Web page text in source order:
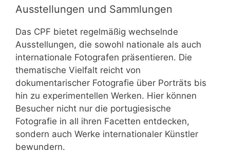
Ausstellungen und Sammlungen
Das CPF bietet regelmäßig wechselnde
Ausstellungen, die sowohl nationale als auch
internationale Fotografen präsentieren. Die
thematische Vielfalt reicht von
dokumentarischer Fotografie über Porträts bis
hin zu experimentellen Werken. Hier können
Besucher nicht nur die portugiesische
Fotografie in all ihren Facetten entdecken,
sondern auch Werke internationaler Künstler
bewundern.